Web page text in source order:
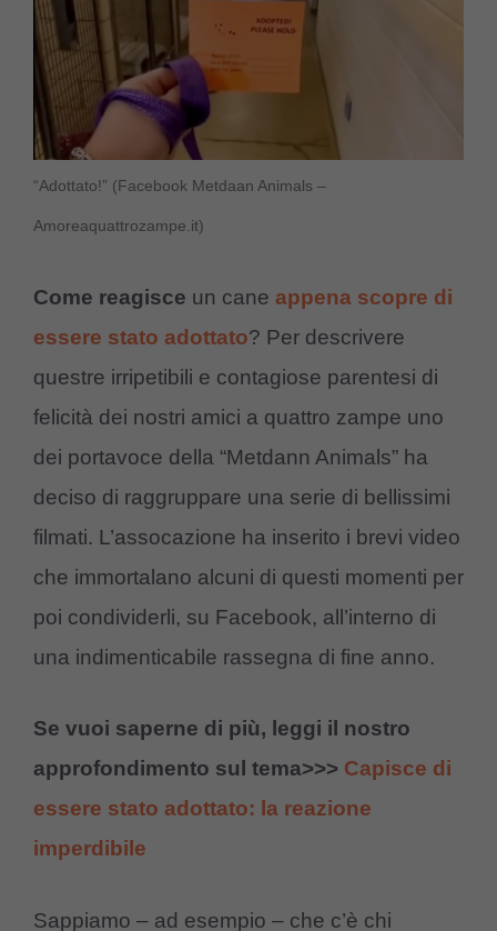
“Adottato!” (Facebook Metdaan Animals –
Amoreaquattrozampe.it)
Come reagisce un cane appena scopre di
essere stato adottato? Per descrivere
questre irripetibili e contagiose parentesi di
felicità dei nostri amici a quattro zampe uno
dei portavoce della “Metdann Animals” ha
deciso di raggruppare una serie di bellissimi
filmati. L’assocazione ha inserito i brevi video
che immortalano alcuni di questi momenti per
poi condividerli, su Facebook, all’interno di
una indimenticabile rassegna di fine anno.
Se vuoi saperne di più, leggi il nostro
approfondimento sul tema>>> Capisce di
essere stato adottato: la reazione
imperdibile
Sappiamo – ad esempio – che c’è chi